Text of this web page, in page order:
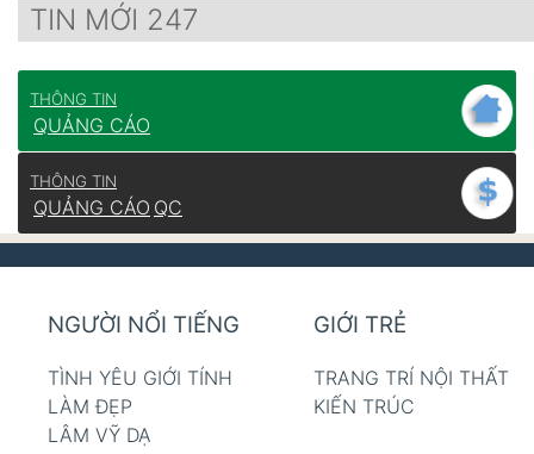
TIN MỚI 247
THÔNG TIN
QUẢNG CÁO
THÔNG TIN
QUẢNG CÁO QC
NGƯỜI NỔI TIẾNG
TÌNH YÊU GIỚI TÍNH
LÀM ĐẸP
LÂM VỸ DẠ
GIỚI TRẺ
TRANG TRÍ NỘI THẤT
KIẾN TRÚC